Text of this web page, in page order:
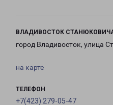
ВЛАДИВОСТОК
город Владивосток, улица
на карте
ТЕЛЕФОН
+7(423) 279-05-47